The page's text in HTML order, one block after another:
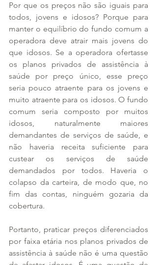
Por que os preços não são iguais para
todos, jovens e idosos? Porque para
manter o equilíbrio do fundo comum a
operadora deve atrair mais jovens do
que idosos. Se a operadora ofertasse
os planos privados de assistência à
saúde por preço único, esse preço
seria pouco atraente para os jovens e
muito atraente para os idosos. O fundo
comum seria composto por muitos
idosos, naturalmente maiores
demandantes de serviços de saúde, e
não haveria receita suficiente para
custear os serviços de saúde
demandados por todos. Haveria o
colapso da carteira, de modo que, no
fim das contas, ninguém gozaria da
cobertura.
Portanto, praticar preços diferenciados
por faixa etária nos planos privados de
assistência à saúde não é uma questão